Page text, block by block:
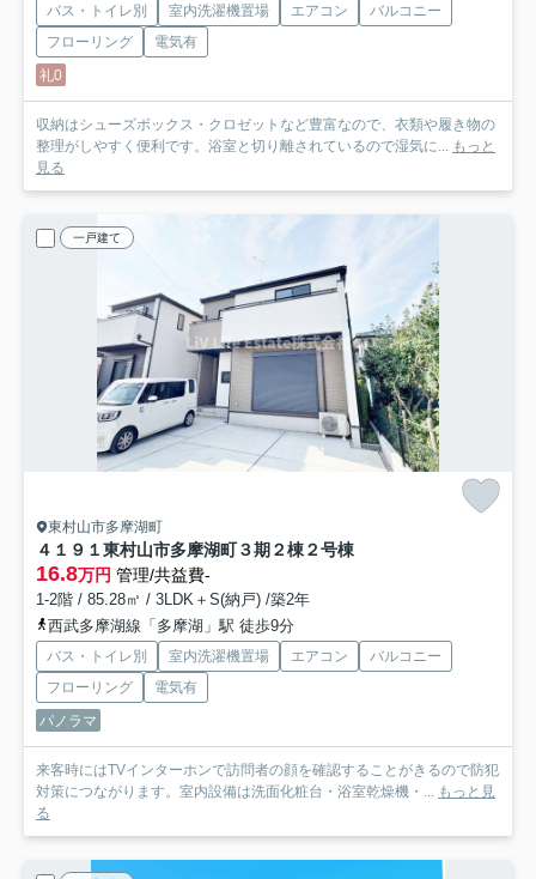
バス・トイレ別 室内洗濯機置場 エアコン
バルコニー
フローリング
電気有
礼0
収納はシューズボックス・クロゼットなど豊富なので、衣類や履き物の
整理がしやすく便利です。浴室と切り離されているので湿気に... もっと
見る
一戸建て
東村山市多摩湖町
４１９１東村山市多摩湖町３期２棟２号棟
16.8万円 管理/共益費-
1-2階 / 85.28㎡ / 3LDK＋S(納戸) /築2年
西武多摩湖線「多摩湖」駅 徒歩9分
バス・トイレ別 室内洗濯機置場 エアコン
バルコニー
フローリング
電気有
パノラマ
来客時にはTVインターホンで訪問者の顔を確認することがきるので防犯
対策につながります。室内設備は洗面化粧台・浴室乾燥機・... もっと見
る